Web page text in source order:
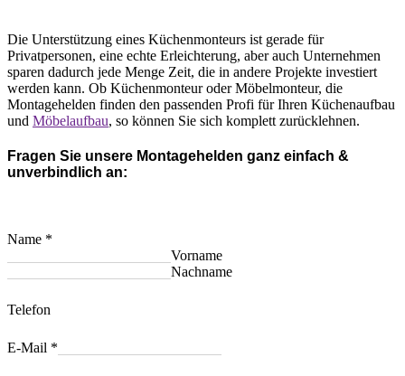
Die Unterstützung eines Küchenmonteurs ist gerade für
Privatpersonen, eine echte Erleichterung, aber auch Unternehmen
sparen dadurch jede Menge Zeit, die in andere Projekte investiert
werden kann. Ob Küchenmonteur oder Möbelmonteur, die
Montagehelden finden den passenden Profi für Ihren Küchenaufbau
und Möbelaufbau, so können Sie sich komplett zurücklehnen.
Fragen Sie unsere Montagehelden ganz einfach &
unverbindlich an:
Name *
Vorname
Nachname
Telefon
E-Mail *